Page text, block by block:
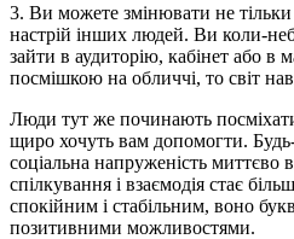
3. Ви можете змінювати не
настрій інших людей. Ви коли-
зайти в аудиторію, кабінет або в
посмішкою на обличчі, то світ
Люди тут же починають
щиро хочуть вам допомогти. Будь-
соціальна напруженість миттєво
спілкування і взаємодія стає
спокійним і стабільним, воно
позитивними можливостями.